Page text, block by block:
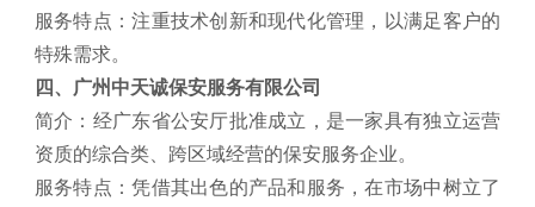
服务特点：注重技术创新和现代化管理，以满足客户的
特殊需求。
四、广州中天诚保安服务有限公司
简介：经广东省公安厅批准成立，是一家具有独立运营
资质的综合类、跨区域经营的保安服务企业。
服务特点：凭借其出色的产品和服务，在市场中树立了